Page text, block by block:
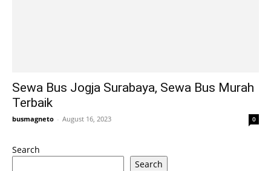
Sewa Bus Jogja Surabaya, Sewa Bus Murah
Terbaik
busmagneto - August 16, 2023 0
Search
Search